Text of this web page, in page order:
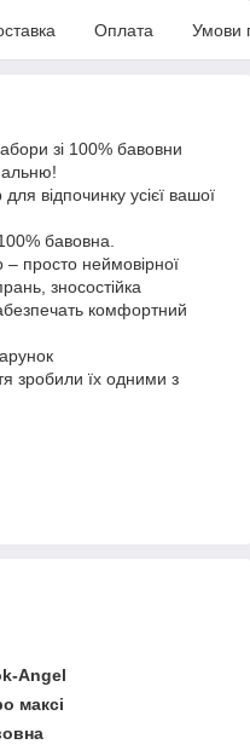
Оплата Умови
зі 100% бавовни
відпочинку усієї вашої
бавовна.
просто неймовірної
зносостійка
комфортний
зробили їх одними з
Angel
максі